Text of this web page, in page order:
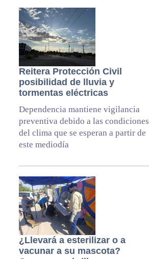
Reitera Protección Civil
posibilidad de lluvia y
tormentas eléctricas
Dependencia mantiene vigilancia
preventiva debido a las condiciones
del clima que se esperan a partir de
este mediodía
¿Llevará a esterilizar o a
vacunar a su mascota?